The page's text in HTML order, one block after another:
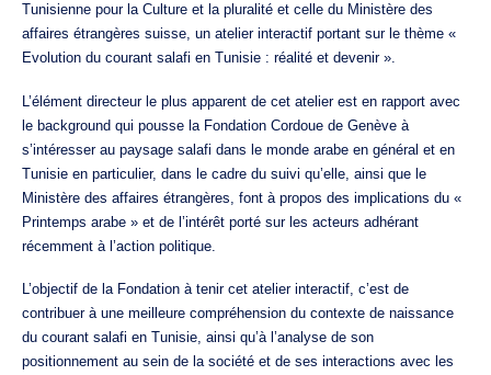
Tunisienne pour la Culture et la pluralité et celle du Ministère des
affaires étrangères suisse, un atelier interactif portant sur le thème «
Evolution du courant salafi en Tunisie : réalité et devenir ».
L’élément directeur le plus apparent de cet atelier est en rapport avec
le background qui pousse la Fondation Cordoue de Genève à
s’intéresser au paysage salafi dans le monde arabe en général et en
Tunisie en particulier, dans le cadre du suivi qu’elle, ainsi que le
Ministère des affaires étrangères, font à propos des implications du «
Printemps arabe » et de l’intérêt porté sur les acteurs adhérant
récemment à l’action politique.
L’objectif de la Fondation à tenir cet atelier interactif, c’est de
contribuer à une meilleure compréhension du contexte de naissance
du courant salafi en Tunisie, ainsi qu’à l’analyse de son
positionnement au sein de la société et de ses interactions avec les